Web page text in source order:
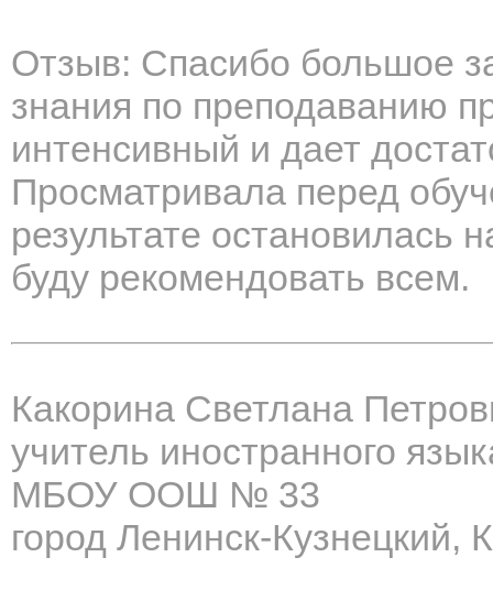
Отзыв: Спасибо большое
знания по преподаванию
интенсивный и дает
Просматривала перед
результате
буду рекомендовать всем.
Какорина Светлана
учитель иностранного
МБОУ ООШ № 33
город Ленинск-Кузнецкий,